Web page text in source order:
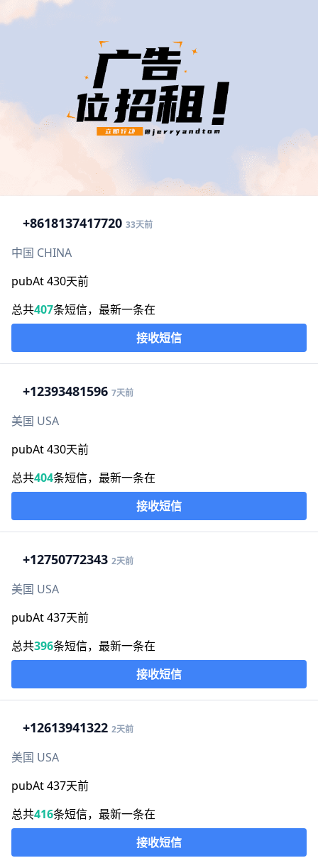
+8618137417720 33天前
中国 CHINA
pubAt 430天前
总共407条短信，最新一条在
接收短信
+12393481596 7天前
美国 USA
pubAt 430天前
总共404条短信，最新一条在
接收短信
+12750772343 2天前
美国 USA
pubAt 437天前
总共396条短信，最新一条在
接收短信
+12613941322 2天前
美国 USA
pubAt 437天前
总共416条短信，最新一条在
接收短信